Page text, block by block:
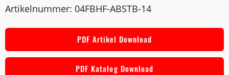
Artikelnummer: 04FBHF-ABSTB-14
PDF Artikel Download
PDF Katalog Download